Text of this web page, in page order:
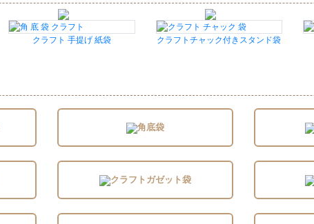
クラフト 手提げ 紙袋 クラフトチャック付きスタンド袋
角底袋
クラフトガゼット袋